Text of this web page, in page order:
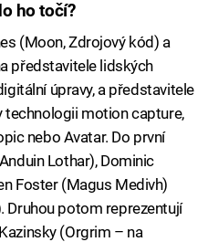
ho točí?
(Moon, Zdrojový kód) a
představitele lidských
úpravy, a představitele
technologii motion capture,
nebo Avatar. Do první
Lothar), Dominic
Foster (Magus Medivh)
Druhou potom reprezentují
(Orgrim – na